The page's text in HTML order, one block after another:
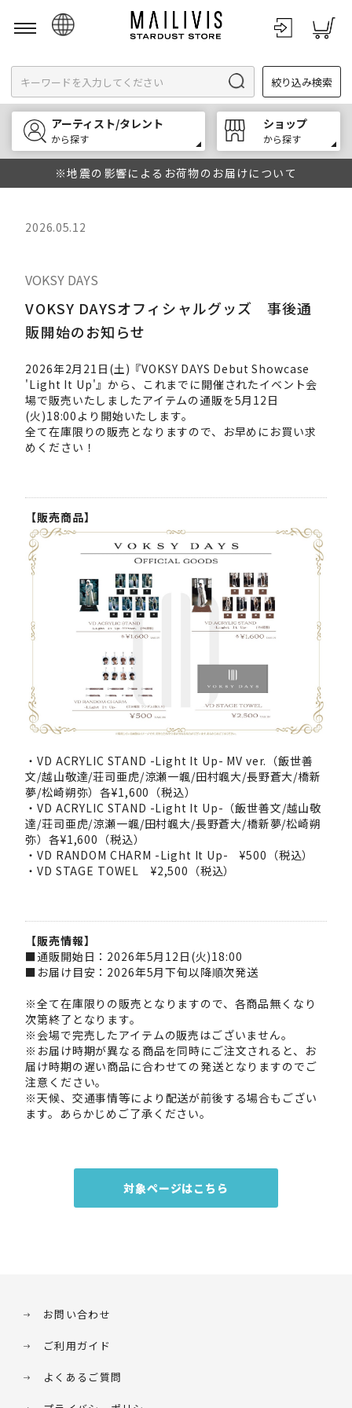
English
한국어
中文
絞り込み検索
アーティスト/タレント
から探す
ショップ
から探す
※地震の影響によるお荷物のお届けについて
2026.05.12
VOKSY DAYS
VOKSY DAYSオフィシャルグッズ 事後通
販開始のお知らせ
2026年2月21日(土)『VOKSY DAYS Debut Showcase
'Light It Up'』から、これまでに開催されたイベント会
場で販売いたしましたアイテムの通販を5月12日
(火)18:00より開始いたします。
全て在庫限りの販売となりますので、お早めにお買い求
めください！
【販売商品】
・VD ACRYLIC STAND -Light It Up- MV ver.（飯世善
文/越山敬達/荘司亜虎/涼瀬一颯/田村颯大/長野蒼大/橋新
夢/松崎朔弥）各¥1,600（税込）
・VD ACRYLIC STAND -Light It Up-（飯世善文/越山敬
達/荘司亜虎/涼瀬一颯/田村颯大/長野蒼大/橋新夢/松崎朔
弥）各¥1,600（税込）
・VD RANDOM CHARM -Light It Up- ¥500（税込）
・VD STAGE TOWEL ¥2,500（税込）
【販売情報】
■通販開始日：2026年5月12日(火)18:00
■お届け目安：2026年5月下旬以降順次発送
※全て在庫限りの販売となりますので、各商品無くなり
次第終了となります。
※会場で完売したアイテムの販売はございません。
※お届け時期が異なる商品を同時にご注文されると、お
届け時期の遅い商品に合わせての発送となりますのでご
注意ください。
※天候、交通事情等により配送が前後する場合もござい
ます。あらかじめご了承ください。
対象ページはこちら
お問い合わせ
ご利用ガイド
よくあるご質問